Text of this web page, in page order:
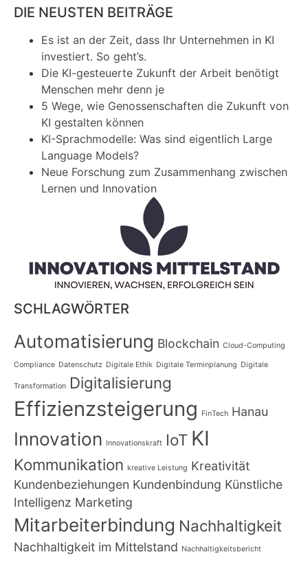
DIE NEUSTEN BEITRÄGE
Es ist an der Zeit, dass Ihr Unternehmen in KI
investiert. So geht’s.
Die KI-gesteuerte Zukunft der Arbeit benötigt
Menschen mehr denn je
5 Wege, wie Genossenschaften die Zukunft von
KI gestalten können
KI-Sprachmodelle: Was sind eigentlich Large
Language Models?
Neue Forschung zum Zusammenhang zwischen
Lernen und Innovation
SCHLAGWÖRTER
Automatisierung Blockchain Cloud-Computing
Compliance Datenschutz Digitale Ethik Digitale Terminplanung Digitale
Transformation Digitalisierung
Effizienzsteigerung FinTech Hanau
Innovation Innovationskraft IoT KI
Kommunikation kreative Leistung Kreativität
Kundenbeziehungen Kundenbindung Künstliche
Intelligenz Marketing
Mitarbeiterbindung Nachhaltigkeit
Nachhaltigkeit im Mittelstand Nachhaltigkeitsbericht